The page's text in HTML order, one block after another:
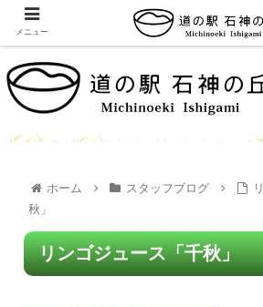
ホーム スタッフブログ
秋」
リンゴジュース「千秋」
メニュー